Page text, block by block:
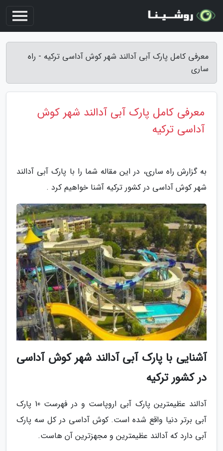
معرفی کامل پارک آبی آدالند شهر کوش آداسی ترکیه - راه
ساری
معرفی کامل پارک آبی آدالند شهر کوش
آداسی ترکیه
به گزارش راه ساری، در این مقاله شما را با پارک آبی آدالند
شهر کوش آداسی در کشور ترکیه آشنا خواهیم کرد .
آشنایی با پارک آبی آدالند شهر کوش آداسی
در کشور ترکیه
آدالند عظیمترین پارک آبی اروپاست و در فهرست 10 پارک
آبی برتر دنیا واقع شده است. کوش آداسی در کل سه پارک
آبی دارد که آدالند عظیمترین و مجهزترین آن هاست.